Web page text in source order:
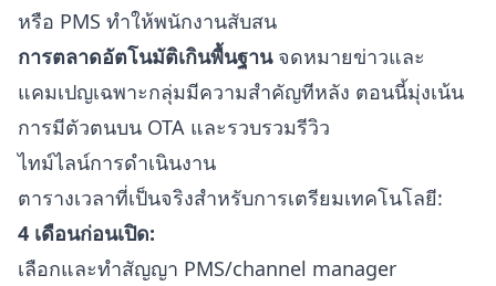
หรือ PMS ทำให้พนักงานสับสน
การตลาดอัตโนมัติเกินพื้นฐานจดหมายข่าวและ
แคมเปญเฉพาะกลุ่มมีความสำคัญทีหลัง ตอนนี้มุ่งเน้น
การมีตัวตนบน OTA และรวบรวมรีวิว
ไทม์ไลน์การดำเนินงาน
ตารางเวลาที่เป็นจริงสำหรับการเตรียมเทคโนโลยี:
4 เดือนก่อนเปิด:
เลือกและทำสัญญา PMS/channel manager